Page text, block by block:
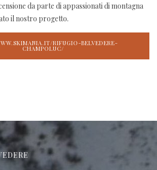
da parte di appassionati di montagna
il nostro progetto.
RIFUGIO-BELVEDERE-
CHAMPOLUC/